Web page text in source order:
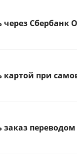
Сбербанк
при
переводом